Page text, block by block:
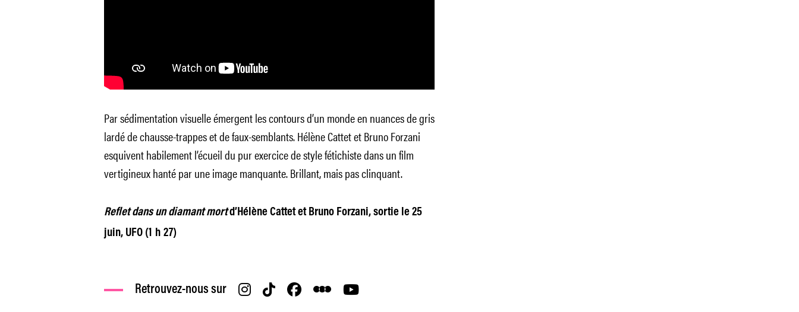
Par sédimentation visuelle émergent les contours d’un monde en nuances de gris
lardé de chausse-trappes et de faux-semblants. Hélène Cattet et Bruno Forzani
esquivent habilement l’écueil du pur exercice de style fétichiste dans un film
vertigineux hanté par une image manquante. Brillant, mais pas clinquant.
Reflet dans un diamant mortd’Hélène Cattet et Bruno Forzani, sortie le 25
juin, UFO (1 h 27)
Retrouvez-nous sur